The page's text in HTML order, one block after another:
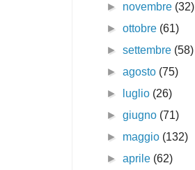
► novembre (32)
►ottobre (61)
►settembre (58)
►agosto (75)
►
luglio (26)
►giugno (71)
► maggio (132)
►aprile (62)